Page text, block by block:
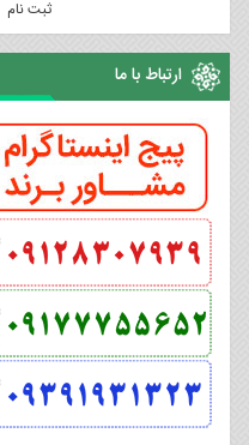
ثبت نام
ارتباط با ما